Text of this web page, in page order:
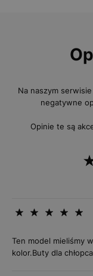
Na naszym
negatywne
Opinie te są
Ten model mieliśmy
kolor.Buty dla